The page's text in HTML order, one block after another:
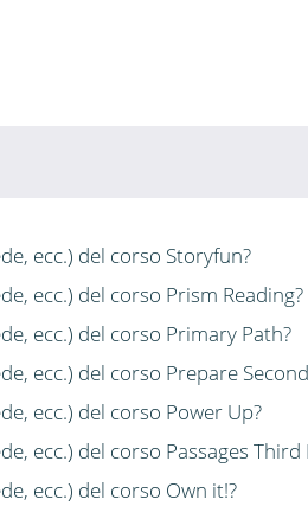
ecc.) del corso Storyfun?
ecc.) del corso Prism Reading?
ecc.) del corso Primary Path?
ecc.) del corso Prepare
ecc.) del corso Power Up?
ecc.) del corso Passages Third
ecc.) del corso Own it!?